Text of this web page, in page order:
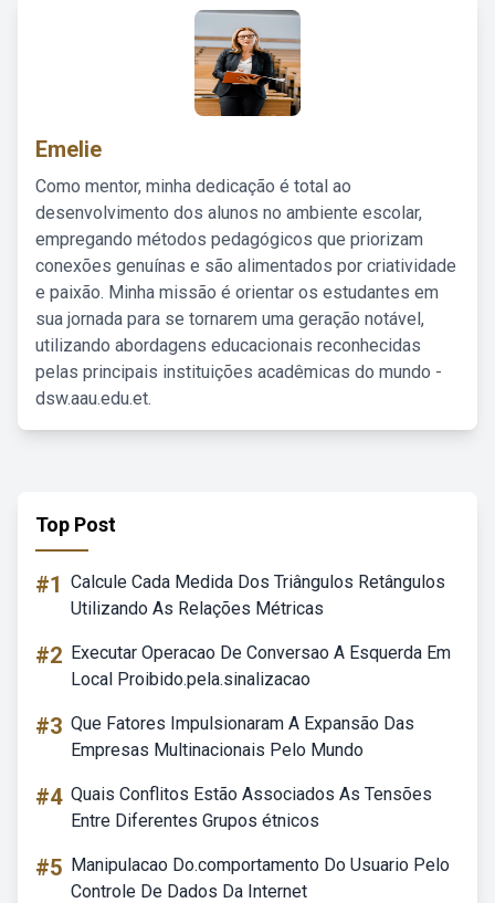
Emelie
Como mentor, minha dedicação é total ao
desenvolvimento dos alunos no ambiente escolar,
empregando métodos pedagógicos que priorizam
conexões genuínas e são alimentados por criatividade
e paixão. Minha missão é orientar os estudantes em
sua jornada para se tornarem uma geração notável,
utilizando abordagens educacionais reconhecidas
pelas principais instituições acadêmicas do mundo -
dsw.aau.edu.et.
Top Post
#1 Calcule Cada Medida Dos Triângulos Retângulos
Utilizando As Relações Métricas
#2 Executar Operacao De Conversao A Esquerda Em
Local Proibido.pela.sinalizacao
#3 Que Fatores Impulsionaram A Expansão Das
Empresas Multinacionais Pelo Mundo
#4 Quais Conflitos Estão Associados As Tensões
Entre Diferentes Grupos étnicos
#5 Manipulacao Do.comportamento Do Usuario Pelo
Controle De Dados Da Internet